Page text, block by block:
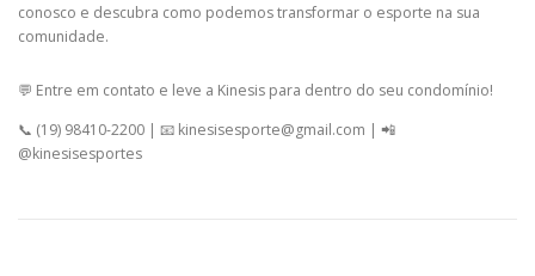
conosco e descubra como podemos transformar o esporte na sua
comunidade.
💬 Entre em contato e leve a Kinesis para dentro do seu condomínio!
📞 (19) 98410-2200 | 📧 kinesisesporte@gmail.com | 📲
@kinesisesportes